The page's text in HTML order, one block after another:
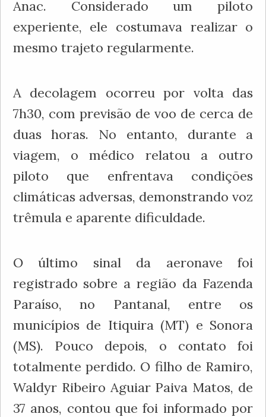
Anac. Considerado um piloto
experiente, ele costumava realizar o
mesmo trajeto regularmente.
A decolagem ocorreu por volta das
7h30, com previsão de voo de cerca de
duas horas. No entanto, durante a
viagem, o médico relatou a outro
piloto que enfrentava condições
climáticas adversas, demonstrando voz
trêmula e aparente dificuldade.
O último sinal da aeronave foi
registrado sobre a região da Fazenda
Paraíso, no Pantanal, entre os
municípios de Itiquira (MT) e Sonora
(MS). Pouco depois, o contato foi
totalmente perdido. O filho de Ramiro,
Waldyr Ribeiro Aguiar Paiva Matos, de
37 anos, contou que foi informado por